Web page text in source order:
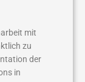
mit
zu
der
in